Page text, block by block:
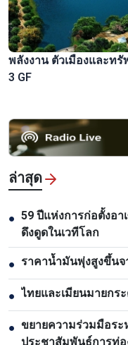
พลังงาน ตัวเมืองและท
3 GF
ล่าสุด
● 59 ปีแห่งการก่อตั้งอ
ดึงดูดในเวทีโลก
● ราคาน้ำมันพุ่งสูงขึ้นจ
● ไทยและเมียนมายกร
● ขยายความร่วมมือระ
ประชาสัมพันธ์การท่อ